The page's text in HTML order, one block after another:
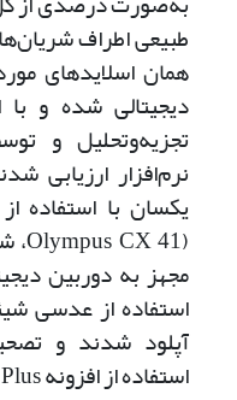
طبیعی اطراف
همان اسلایدهای
تجزیه‌و‌تحلیل و
نرم‌افزار ارزیابی
یکسان با استفاده
مجهز به دوربین
استفاده از افزونه Calculator Plus انجام شد.